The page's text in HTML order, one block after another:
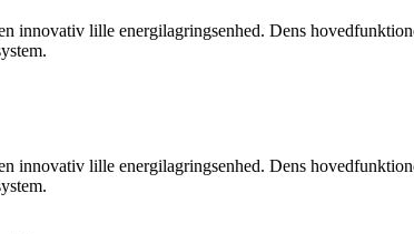
innovativ lille energilagringsenhed. Dens
innovativ lille energilagringsenhed. Dens